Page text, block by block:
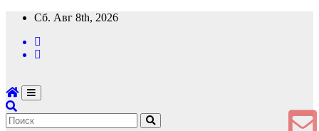
Перейти
содержимому
Сб. Авг 8th, 2026